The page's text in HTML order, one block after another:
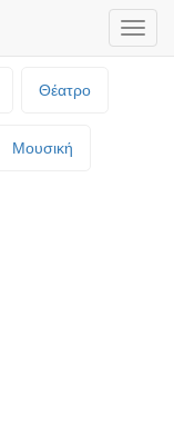
Θέατρο
Μουσική